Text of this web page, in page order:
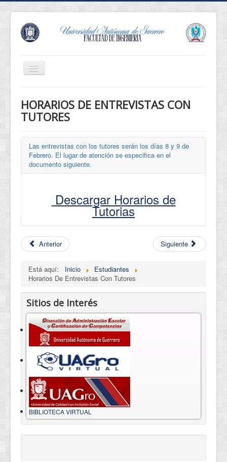
Cambiar
navegación
Eventos
Oferta Educativa
Estudiantes
Normatividad
HORARIOS DE ENTREVISTAS CON
TUTORES
Las entrevistas con los tutores serán los días 8 y 9 de
Febrero. El lugar de atención se especifica en el
documento siguiente.
Descargar Horarios de
Tutorias
Anterior Siguiente
Está aquí: Inicio
Estudiantes
Horarios De Entrevistas Con Tutores
Sitios de Interés
BIBLIOTECA VIRTUAL